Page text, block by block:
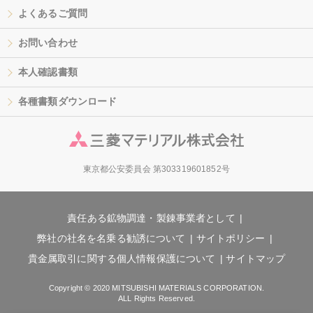
よくあるご質問
お問い合わせ
本人確認書類
各種書類ダウンロード
東京都公安委員会 第303319601852号
責任ある鉱物調達・製錬事業者として
弊社の社名を名乗る勧誘について
サイトポリシー
貴金属取引に関する個人情報保護について
サイトマップ
Copyright © 2020 MITSUBISHI MATERIALS CORPORATION.
ALL Rights Reserved.